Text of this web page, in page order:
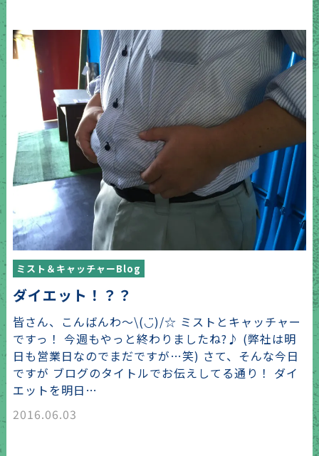
ミスト＆キャッチャーBlog
ダイエット！？？
皆さん、こんばんわ〜\(◡̈)/☆ ミストとキャッチャー
ですっ！ 今週もやっと終わりましたね?♪ (弊社は明
日も営業日なのでまだですが…笑) さて、そんな今日
ですが ブログのタイトルでお伝えしてる通り！ ダイ
エットを明日…
2016.06.03